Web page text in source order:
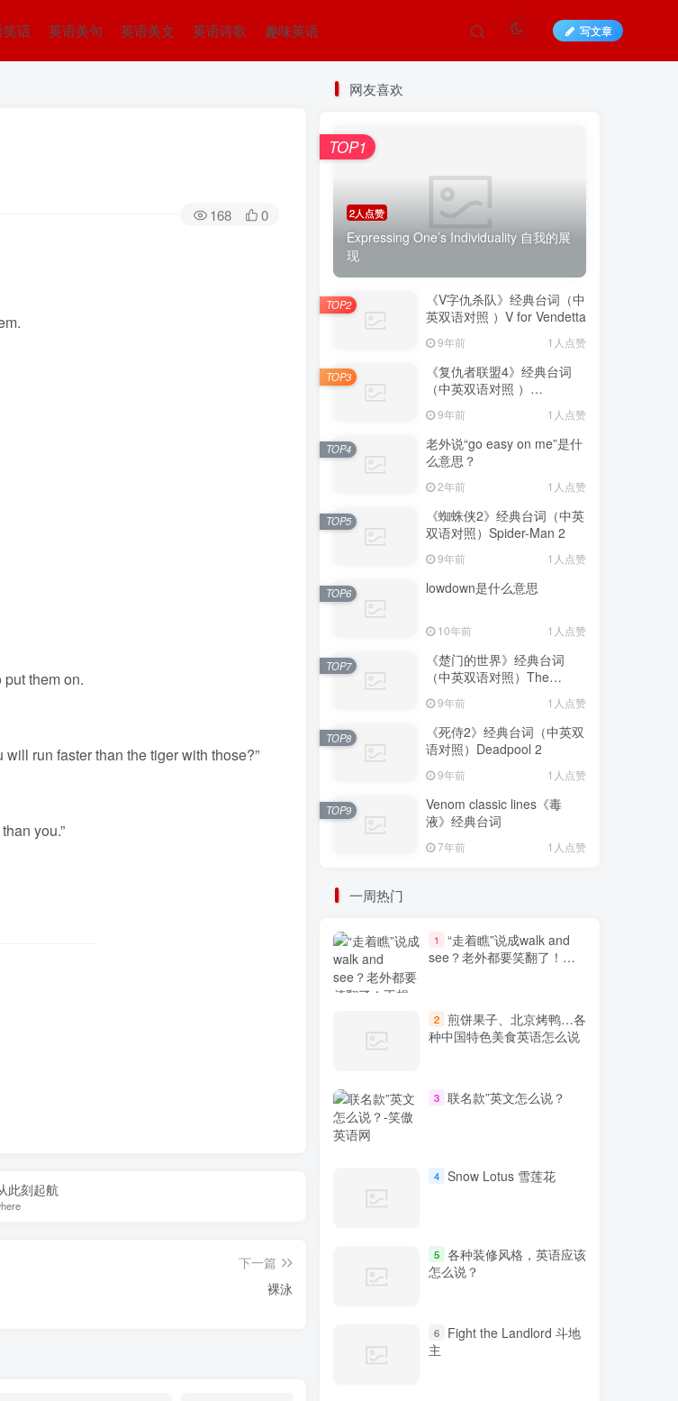
笑话 英语美句 英语美文 英语诗歌 趣味英语 写文章
168 0
put them on.
run faster than the tiger with those?”
you.”
此刻起航
下一篇
裸泳
网友喜欢
2人点赞
Expressing One’s Individuality 自我的展
现
TOP1
《V字仇杀队》经典台词（中
英双语对照 ）V for Vendetta
9年前 1人点赞
TOP2
《复仇者联盟4》经典台词
（中英双语对照 ）
9年前 1人点赞
TOP3
老外说“go easy on me”是什
么意思？
2年前 1人点赞
TOP4
《蜘蛛侠2》经典台词（中英
双语对照）Spider-Man 2
9年前 1人点赞
TOP5
lowdown是什么意思
10年前 1人点赞
TOP6
《楚门的世界》经典台词
（中英双语对照）The
Truman Show
9年前 1人点赞
TOP7
《死侍2》经典台词（中英双
语对照）Deadpool 2
9年前 1人点赞
TOP8
Venom classic lines《毒
液》经典台词
7年前 1人点赞
TOP9
一周热门
1
“走着瞧”说成walk and
see？老外都要笑翻了！不
2 煎饼果子、北京烤鸭…各
种中国特色美食英语怎么说
3 联名款”英文怎么说？
4 Snow Lotus 雪莲花
5 各种装修风格，英语应该
怎么说？
6
Fight the Landlord 斗地
主